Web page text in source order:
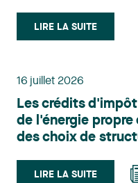
le domaine du droit
Belle-Isle est
principalement sur
du territoire. Elle
clientèle publique et
touchant notamment
et de permis,
LIRE LA SUITE
16 juillet 2026
Les crédits
de l'énergie propre
des choix de
LIRE LA SUITE